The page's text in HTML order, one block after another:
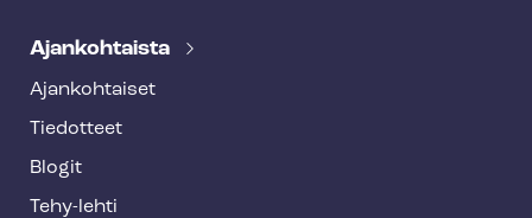
Ajankohtaista
Ajankohtaiset
Tiedotteet
Blogit
Tehy-lehti